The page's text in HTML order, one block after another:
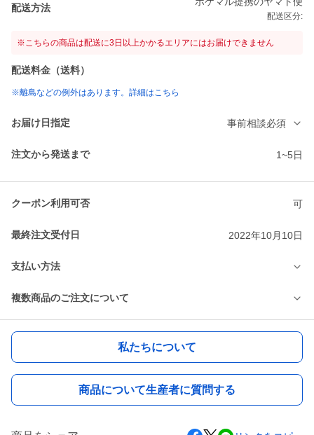
配送方法
配送区分:
※こちらの商品は配送に3日以上かかるエリアにはお届けできません
配送料金（送料）
※離島などの例外はあります。詳細はこちら
お届け日指定 事前相談必須
注文から発送まで 1~5日
クーポン利用可否 可
最終注文受付日 2022年10月10日
支払い方法
複数商品のご注文について
私たちについて
商品について生産者に質問する